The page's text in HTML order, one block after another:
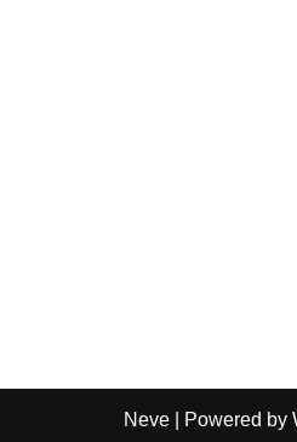
Neve | Powered by